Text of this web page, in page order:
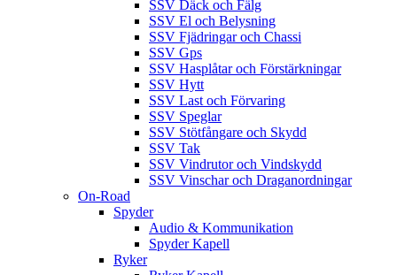
SSV Däck och Fälg
SSV El och Belysning
SSV Fjädringar och Chassi
SSV Gps
SSV Hasplåtar och Förstärkningar
SSV Hytt
SSV Last och Förvaring
SSV Speglar
SSV Stötfångare och Skydd
SSV Tak
SSV Vindrutor och Vindskydd
SSV Vinschar och Draganordningar
On-Road
Spyder
Audio & Kommunikation
Spyder Kapell
Ryker